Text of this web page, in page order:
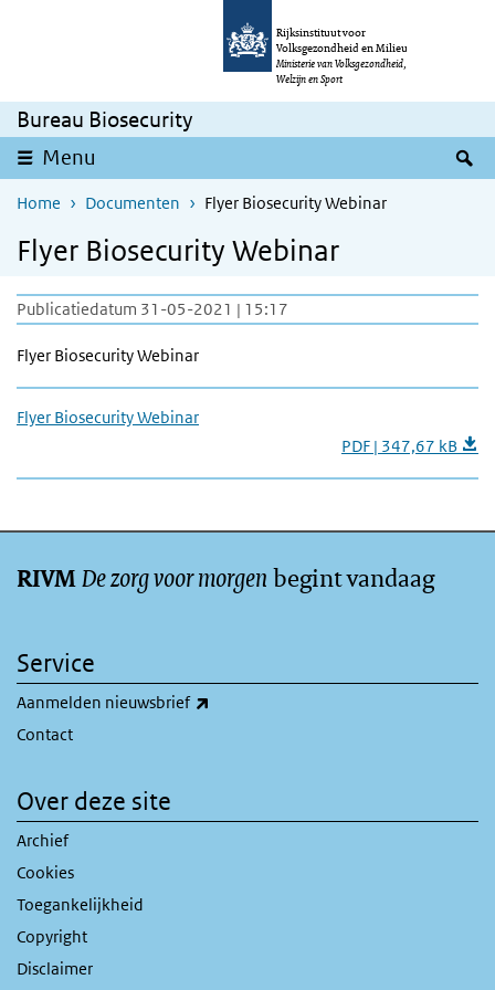
Overslaan en naar de inhoud gaan
Rijksinstituut voor
Volksgezondheid en Milieu
Ministerie van Volksgezondheid,
Welzijn en Sport
Bureau Biosecurity
Menu
Home Documenten Flyer Biosecurity Webinar
Flyer Biosecurity Webinar
Publicatiedatum 31-05-2021 | 15:17
Flyer Biosecurity Webinar
Flyer Biosecurity Webinar
PDF | 347,67 kB
RIVMDe zorg voor morgen begint vandaag
Service
Aanmelden nieuwsbrief
Contact
Over deze site
Archief
Cookies
Toegankelijkheid
Copyright
Disclaimer